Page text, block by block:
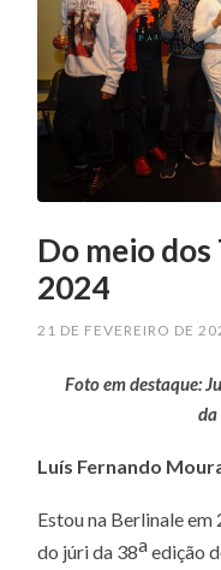
Do meio
2024
21 DE FEVEREIRO DE
Foto em destaque:
Luís Fernando
Estou na Berlinale
do júri da 38aedição